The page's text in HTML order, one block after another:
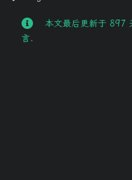
本文最后更新于 897
言.